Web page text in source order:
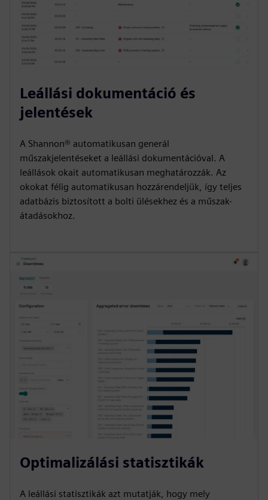
Leállási dokumentáció és
jelentések
A Shannon® automatikusan generál
műszakjelentéseket a leállási dokumentációval. A
leállások okait automatikusan meghatározzák. Az
okokat félig automatikusan hozzárendeljük, így teljes
adatbázis biztosított a bolti ülésekhez és a műszak-
átadásokhoz.
Optimalizálási statisztikák
A leállási statisztikák azt mutatják, hogy mely